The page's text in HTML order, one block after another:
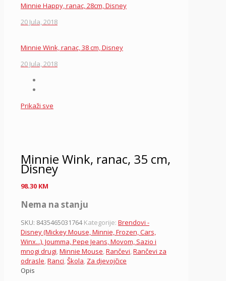
Minnie Happy, ranac, 28cm, Disney
20 Jula, 2018
Minnie Wink, ranac, 38 cm, Disney
20 Jula, 2018
Prikaži sve
Minnie Wink, ranac, 35 cm,
Disney
98.30 KM
Nema na stanju
SKU: 8435465031764 Kategorije: Brendovi -
Disney (Mickey Mouse, Minnie, Frozen, Cars,
Winx...), Joumma, Pepe Jeans, Movom, Sazio i
mnogi drugi,Minnie Mouse,Rančevi,Rančevi za
odrasle,Ranci,Škola, Za djevojčice
Opis